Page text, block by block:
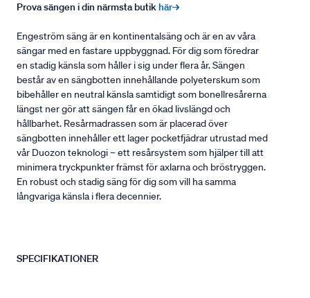
Prova sängen i din närmsta butikhär→
Engeström säng är en kontinentalsäng och är en av våra
sängar med en fastare uppbyggnad. För dig som föredrar
en stadig känsla som håller i sig under flera år. Sängen
består av en sängbotten innehållande polyeterskum som
bibehåller en neutral känsla samtidigt som bonellresårerna
längst ner gör att sängen får en ökad livslängd och
hållbarhet. Resårmadrassen som är placerad över
sängbotten innehåller ett lager pocketfjädrar utrustad med
vår Duozon teknologi – ett resårsystem som hjälper till att
minimera tryckpunkter främst för axlarna och bröstryggen.
En robust och stadig säng för dig som vill ha samma
långvariga känsla i flera decennier.
SPECIFIKATIONER